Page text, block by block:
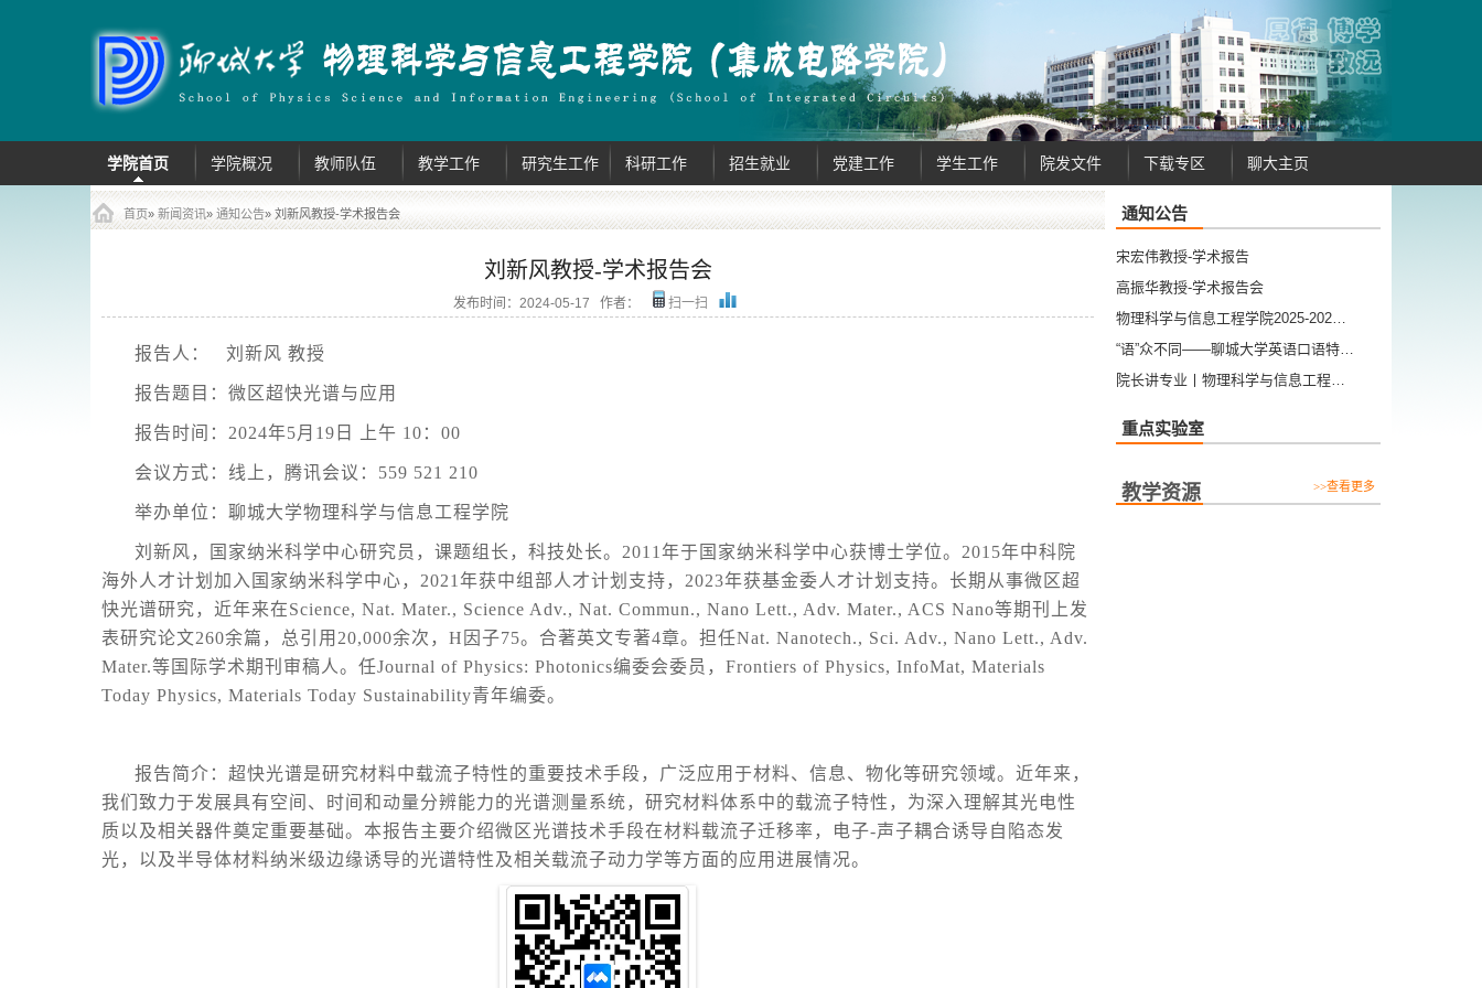
主菜单
跳到内容部分
学院首页 学院概况 教师队伍 教学工作 研究生工作 科研工作 招生就业 党建工作 学生工作 院发文件 下载专区 聊大主页
首页» 新闻资讯» 通知公告» 刘新风教授-学术报告会
刘新风教授-学术报告会
发布时间： 2024-05-17 作者： 扫一扫
报告人： 刘新风 教授
报告题目：微区超快光谱与应用
报告时间：2024年5月19日 上午 10：00
会议方式：线上，腾讯会议：559 521 210
举办单位：聊城大学物理科学与信息工程学院
刘新风，国家纳米科学中心研究员，课题组长，科技处长。2011年于国家纳米科学中心获博士学位。2015年中科院
海外人才计划加入国家纳米科学中心，2021年获中组部人才计划支持，2023年获基金委人才计划支持。长期从事微区超
快光谱研究，近年来在Science, Nat. Mater., Science Adv., Nat. Commun., Nano Lett., Adv. Mater., ACS Nano等期刊上发
表研究论文260余篇，总引用20,000余次，H因子75。合著英文专著4章。担任Nat. Nanotech., Sci. Adv., Nano Lett., Adv.
Mater.等国际学术期刊审稿人。任Journal of Physics: Photonics编委会委员，Frontiers of Physics, InfoMat, Materials
Today Physics, Materials Today Sustainability青年编委。
报告简介：超快光谱是研究材料中载流子特性的重要技术手段，广泛应用于材料、信息、物化等研究领域。近年来，
我们致力于发展具有空间、时间和动量分辨能力的光谱测量系统，研究材料体系中的载流子特性，为深入理解其光电性
质以及相关器件奠定重要基础。本报告主要介绍微区光谱技术手段在材料载流子迁移率，电子-声子耦合诱导自陷态发
光，以及半导体材料纳米级边缘诱导的光谱特性及相关载流子动力学等方面的应用进展情况。
通知公告
宋宏伟教授-学术报告
高振华教授-学术报告会
物理科学与信息工程学院2025-202…
“语”众不同——聊城大学英语口语特…
院长讲专业丨物理科学与信息工程…
重点实验室
教学资源 >>查看更多